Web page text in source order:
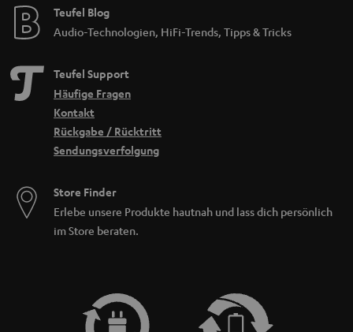
Teufel Blog
Audio-Technologien, HiFi-Trends, Tipps & Tricks
Teufel Support
Häufige Fragen
Kontakt
Rückgabe / Rücktritt
Sendungsverfolgung
Store Finder
Erlebe unsere Produkte hautnah und lass dich persönlich
im Store beraten.